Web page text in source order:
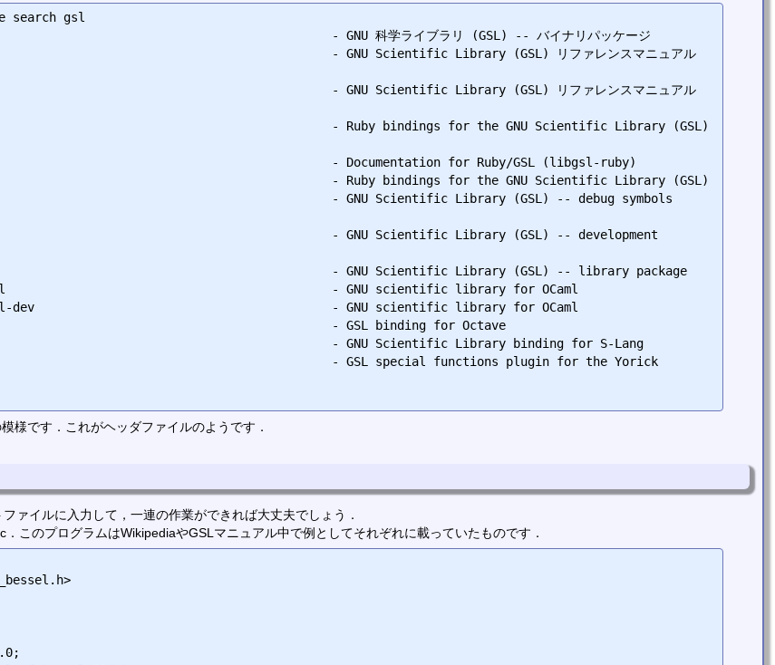
search gsl
- GNU 科学ライブラリ (GSL) -- バイナリパッケージ
- GNU Scientific Library (GSL) リファレンスマニュアル
- GNU Scientific Library (GSL) リファレンスマニュアル
- Ruby bindings for the GNU Scientific Library (GSL)
- Documentation for Ruby/GSL (libgsl-ruby)
- Ruby bindings for the GNU Scientific Library (GSL)
- GNU Scientific Library (GSL) -- debug symbols
- GNU Scientific Library (GSL) -- development
- GNU Scientific Library (GSL) -- library package
- GNU scientific library for OCaml
dev                                         - GNU scientific library for OCaml
- GSL binding for Octave
- GNU Scientific Library binding for S-Lang
- GSL special functions plugin for the Yorick
様です．これがヘッダファイルのようです．
ァイルに入力して，一連の作業ができれば大丈夫でしょう．
このプログラムはWikipediaやGSLマニュアル中で例としてそれぞれに載っていたものです．